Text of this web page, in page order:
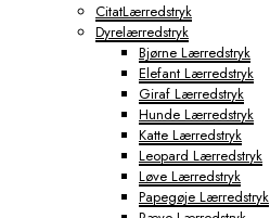
CitatLærredstryk
Dyrelærredstryk
Bjørne Lærredstryk
Elefant Lærredstryk
Giraf Lærredstryk
Hunde Lærredstryk
Katte Lærredstryk
Leopard Lærredstryk
Løve Lærredstryk
Papegøje Lærredstryk